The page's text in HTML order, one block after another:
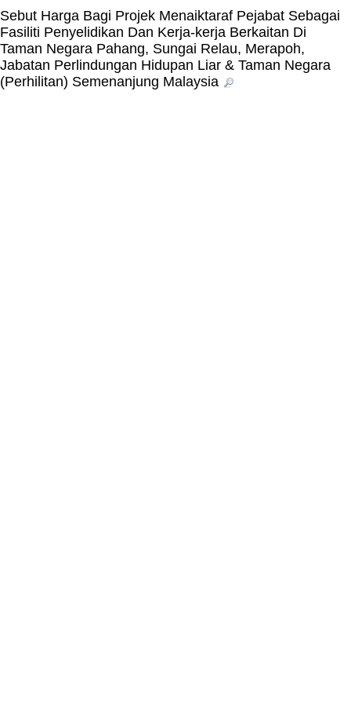
Sebut Harga Bagi Projek Menaiktaraf Pejabat Sebagai
Fasiliti Penyelidikan Dan Kerja-kerja Berkaitan Di
Taman Negara Pahang, Sungai Relau, Merapoh,
Jabatan Perlindungan Hidupan Liar & Taman Negara
(Perhilitan) Semenanjung Malaysia